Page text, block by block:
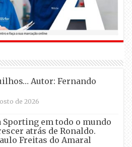
Autor: Fernando
de 2026
Sporting em todo o mundo
atrás de Ronaldo.
Freitas do Amaral